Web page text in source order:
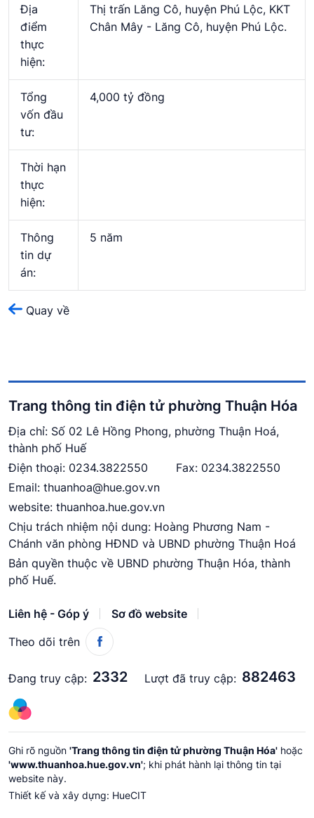
Địa
điểm
thực
hiện:
Thị trấn Lăng Cô, huyện Phú Lộc, KKT
Chân Mây - Lăng Cô, huyện Phú Lộc.
Tổng
vốn đầu
tư:
4,000 tỷ đồng
Thời hạn
thực
hiện:
Thông
tin dự
án:
5 năm
Quay về
Trang thông tin điện tử phường Thuận Hóa
Địa chỉ: Số 02 Lê Hồng Phong, phường Thuận Hoá,
thành phố Huế
Điện thoại: 0234.3822550
Fax: 0234.3822550
Email: thuanhoa@hue.gov.vn
website: thuanhoa.hue.gov.vn
Chịu trách nhiệm nội dung: Hoàng Phương Nam -
Chánh văn phòng HĐND và UBND phường Thuận Hoá
Bản quyền thuộc về UBND phường Thuận Hóa, thành
phố Huế.
Liên hệ - Góp ý
Sơ đồ website
Theo dõi trên
Đang truy cập: 2332 Lượt đã truy cập: 882463
Ghi rõ nguồn 'Trang thông tin điện tử phường Thuận Hóa' hoặc
'www.thuanhoa.hue.gov.vn'; khi phát hành lại thông tin tại
website này.
Thiết kế và xây dựng: HueCIT